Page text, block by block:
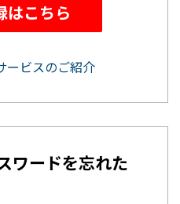
はこちら
ービスのご紹介
ワードを忘れた